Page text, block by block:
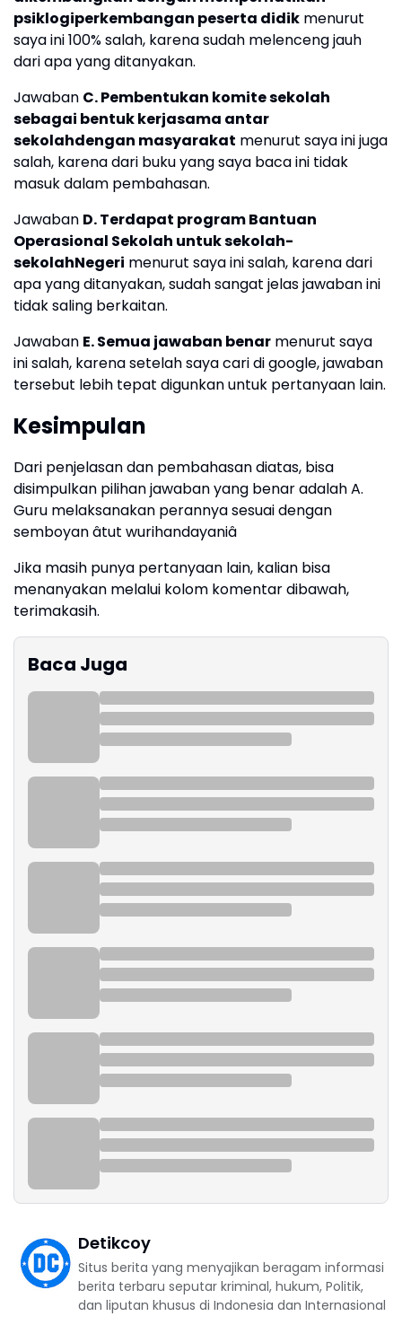
psiklogiperkembangan peserta didik menurut
saya ini 100% salah, karena sudah melenceng jauh
dari apa yang ditanyakan.
Jawaban C. Pembentukan komite sekolah
sebagai bentuk kerjasama antar
sekolahdengan masyarakat menurut saya ini juga
salah, karena dari buku yang saya baca ini tidak
masuk dalam pembahasan.
Jawaban D. Terdapat program Bantuan
Operasional Sekolah untuk sekolah-
sekolahNegeri menurut saya ini salah, karena dari
apa yang ditanyakan, sudah sangat jelas jawaban ini
tidak saling berkaitan.
Jawaban E. Semua jawaban benar menurut saya
ini salah, karena setelah saya cari di google, jawaban
tersebut lebih tepat digunkan untuk pertanyaan lain.
Kesimpulan
Dari penjelasan dan pembahasan diatas, bisa
disimpulkan pilihan jawaban yang benar adalah A.
Guru melaksanakan perannya sesuai dengan
semboyan âtut wurihandayaniâ
Jika masih punya pertanyaan lain, kalian bisa
menanyakan melalui kolom komentar dibawah,
terimakasih.
Baca Juga
Detikcoy
Situs berita yang menyajikan beragam informasi
berita terbaru seputar kriminal, hukum, Politik,
dan liputan khusus di Indonesia dan Internasional